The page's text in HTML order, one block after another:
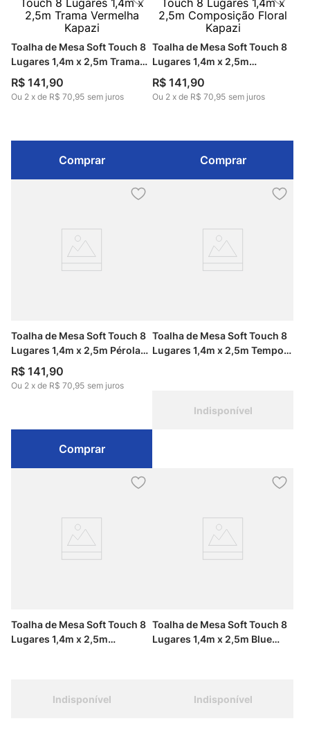
Toalha de Mesa Soft Touch 8
Lugares 1,4m x 2,5m Trama
Vermelha Kapazi
R$ 141,90
Ou 2 x de R$ 70,95 sem juros
Comprar
Toalha de Mesa Soft Touch 8
Lugares 1,4m x 2,5m
Composição Floral Kapazi
R$ 141,90
Ou 2 x de R$ 70,95 sem juros
Comprar
Toalha de Mesa Soft Touch 8
Lugares 1,4m x 2,5m Pérola
Floral Kapazi
R$ 141,90
Ou 2 x de R$ 70,95 sem juros
Comprar
Toalha de Mesa Soft Touch 8
Lugares 1,4m x 2,5m Tempo
Indisponível
Toalha de Mesa Soft Touch 8
Lugares 1,4m x 2,5m
Indisponível
Toalha de Mesa Soft Touch 8
Lugares 1,4m x 2,5m Blue
Indisponível